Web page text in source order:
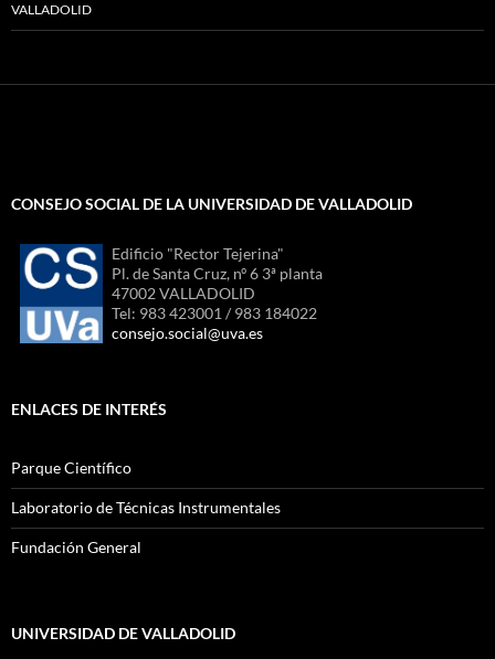
VALLADOLID
CONSEJO SOCIAL DE LA UNIVERSIDAD DE VALLADOLID
Edificio "Rector Tejerina"
Pl. de Santa Cruz, nº 6 3ª planta
47002 VALLADOLID
Tel: 983 423001 / 983 184022
consejo.social@uva.es
ENLACES DE INTERÉS
Parque Científico
Laboratorio de Técnicas Instrumentales
Fundación General
UNIVERSIDAD DE VALLADOLID